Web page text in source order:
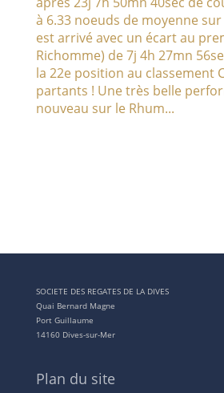
à 6.33 noeuds de moyenne
est arrivé avec un écart au
Richomme) de 7j 4h 27mn
la 22e position au classement
partants ! Une très belle
nouveau sur le Rhum...
SOCIETE DES REGATES DE LA DIVES
Quai Bernard Magne
Port Guillaume
14160 Dives-sur-Mer
Plan du site